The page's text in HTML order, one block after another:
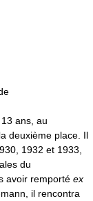
ans, au
deuxième place. Il
1932 et 1933,
du
avoir remporté ex
il rencontra